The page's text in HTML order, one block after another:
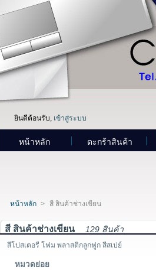
ยินดีต้อนรับ, เข้าสู่ระบบ
หน้าหลัก ตะกร้าสินค้า
หน้าหลัก > สี สินค้าช่างเขียน
สี สินค้าช่างเขียน 129 สินค้า
สีโปสเตอรื โฟม พลาสติกลูกฟูก สีสเปย์
หมวดย่อย